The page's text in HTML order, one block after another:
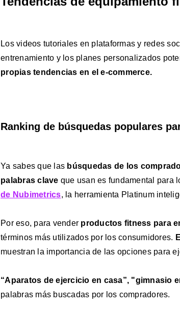
Los videos tutoriales en plataformas y redes
entrenamiento y los planes personalizados
propias tendencias en el e-commerce.
Ranking de búsquedas populares
Ya sabes que las búsquedas de los
palabras clave que usan es fundamental para
de Nubimetrics, la herramienta Platinum
Por eso, para vender productos fitness para
términos más utilizados por los consumidores.
muestran la importancia de las opciones para
“Aparatos de ejercicio en casa”, "gimnasio
palabras más buscadas por los compradores.